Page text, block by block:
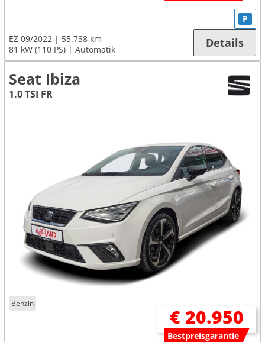
EZ 09/2022
55.738 km
81 kW (110 PS)
Automatik
P
Details
Seat Ibiza
1.0 TSI FR
Benzin
€ 20.950
Bestpreisgarantie